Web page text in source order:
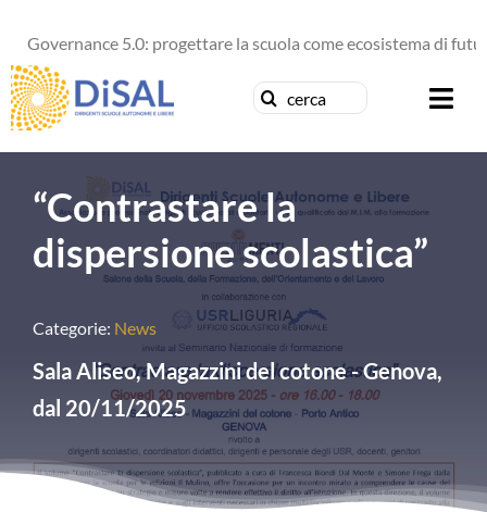
contenuto
5.0: progettare la scuola come ecosistema di futuro
Cerca
Chi siamo
News
Concorsi
Pubblicazioni
Contattaci
“Contrastare la
dispersione scolastica”
Categorie: News
Sala Aliseo, Magazzini del cotone - Genova,
dal 20/11/2025